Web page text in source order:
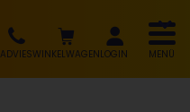
ADVIESWINKELWAGENLOGIN MENÜ